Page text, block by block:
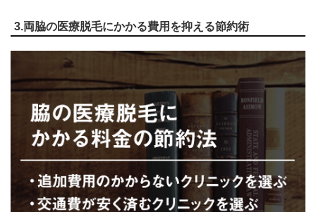
3.両脇の医療脱毛にかかる費用を抑える節約術